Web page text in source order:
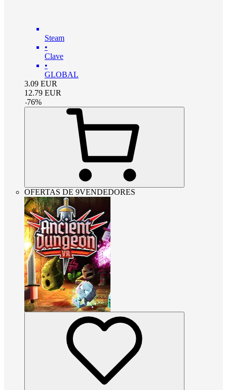
Steam
•
Clave
•
GLOBAL
3.09 EUR
12.79 EUR
-76%
OFERTAS DE 9VENDEDORES